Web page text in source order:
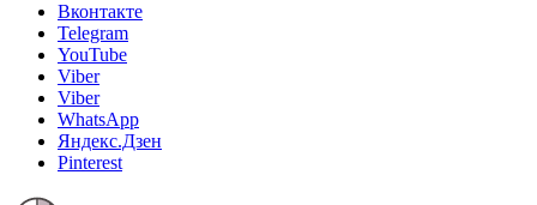
Вконтакте
Telegram
YouTube
Viber
Viber
WhatsApp
Яндекс.Дзен
Pinterest